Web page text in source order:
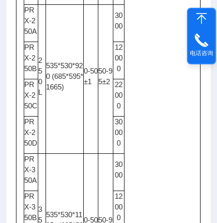
PR
X-2
50A
2
5
0
L
535*530*92
0 (685*595*
1665)
0-50
±1
50-9
5±2
30
00
PR
X-2
50B
12
00
0
PR
X-2
50C
22
00
0
PR
X-2
50D
30
00
0
PR
X-3
50A
3
5
535*530*11
0-5050-9
30
00
PR
X-3
50B
12
00
0
电话咨询